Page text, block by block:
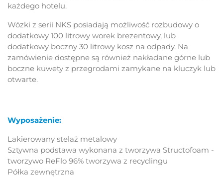
każdego hotelu.
Wózki z serii NKS posiadają możliwość rozbudowy o
dodatkowy 100 litrowy worek brezentowy, lub
dodatkowy boczny 30 litrowy kosz na odpady. Na
zamówienie dostępne są również nakładane górne lub
boczne kuwety z przegrodami zamykane na kluczyk lub
otwarte.
Wyposażenie:
Lakierowany stelaż metalowy
Sztywna podstawa wykonana z tworzywa Structofoam -
tworzywo ReFlo 96% tworzywa z recyclingu
Półka zewnętrzna